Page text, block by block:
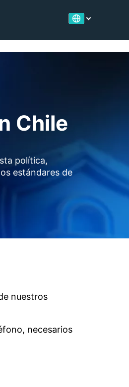
Chile
política,
estándares de
nuestros
necesarios